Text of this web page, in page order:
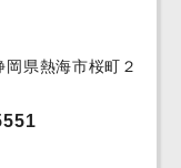
県熱海市桜町２